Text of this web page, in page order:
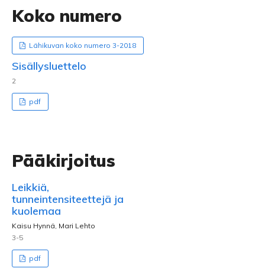
Koko numero
Lähikuvan koko numero 3-2018
Sisällysluettelo
2
pdf
Pääkirjoitus
Leikkiä,
tunneintensiteettejä ja
kuolemaa
Kaisu Hynnä, Mari Lehto
3-5
pdf